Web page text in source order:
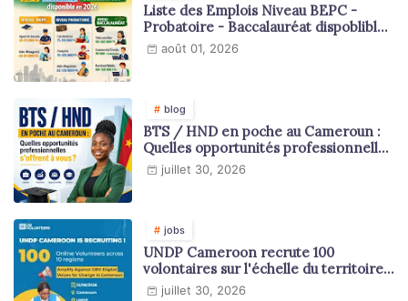
Liste des Emplois Niveau BEPC -
Probatoire - Baccalauréat dispoblible
en 2026
août 01, 2026
blog
BTS / HND en poche au Cameroun :
Quelles opportunités professionnelles
s'offrent à vous ?
juillet 30, 2026
jobs
UNDP Cameroon recrute 100
volontaires sur l'échelle du territoire
national
juillet 30, 2026